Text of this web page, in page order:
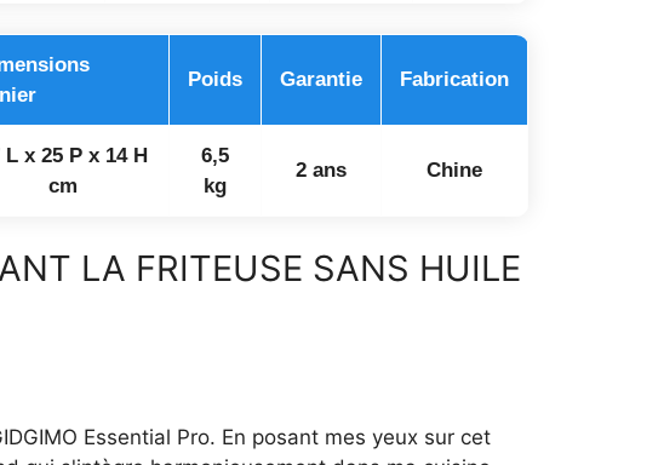
Poids Garantie Fabrication
L x 25 P x 14 H
cm
6,5
kg
2 ans Chine
LA FRITEUSE SANS HUILE
Essential Pro. En posant mes yeux sur cet